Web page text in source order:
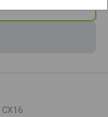
CX16